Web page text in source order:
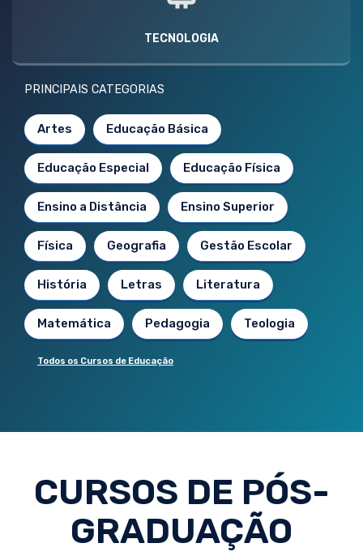
TECNOLOGIA
PRINCIPAIS CATEGORIAS
Artes Educação Básica
Educação Especial Educação Física
Ensino a Distância Ensino Superior
Física Geografia Gestão Escolar
História Letras Literatura
Matemática Pedagogia Teologia
Todos os Cursos de Educação
CURSOS DE PÓS-
GRADUAÇÃO